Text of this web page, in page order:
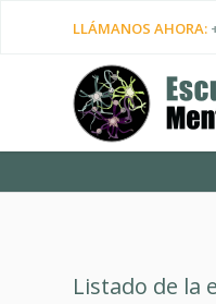
LLÁMANOS AHORA:
Listado de la